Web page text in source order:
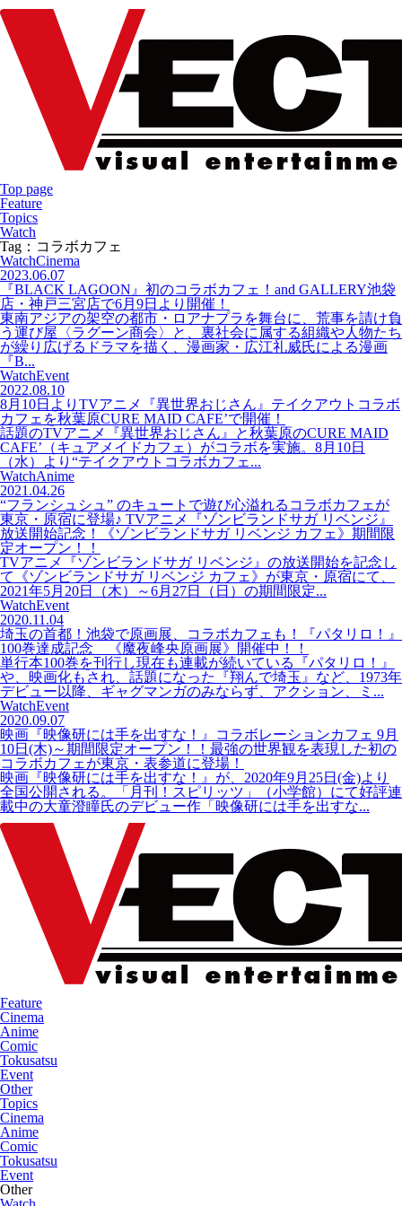
Top page
Feature
Topics
Watch
Tag：コラボカフェ
WatchCinema
2023.06.07
『BLACK LAGOON』初のコラボカフェ！and GALLERY池袋
店・神戸三宮店で6月9日より開催！
東南アジアの架空の都市・ロアナプラを舞台に、荒事を請け負
う運び屋〈ラグーン商会〉と、裏社会に属する組織や人物たち
が繰り広げるドラマを描く、漫画家・広江礼威氏による漫画
『B...
WatchEvent
2022.08.10
8月10日よりTVアニメ『異世界おじさん』テイクアウトコラボ
カフェを秋葉原CURE MAID CAFE’で開催！
話題のTVアニメ『異世界おじさん』と秋葉原のCURE MAID
CAFE’（キュアメイドカフェ）がコラボを実施。8月10日
（水）より“テイクアウトコラボカフェ...
WatchAnime
2021.04.26
“フランシュシュ” のキュートで遊び心溢れるコラボカフェが
東京・原宿に登場♪ TVアニメ『ゾンビランドサガ リベンジ』
放送開始記念！《ゾンビランドサガ リベンジ カフェ》期間限
定オープン！！
TVアニメ『ゾンビランドサガ リベンジ』の放送開始を記念し
て《ゾンビランドサガ リベンジ カフェ》が東京・原宿にて、
2021年5月20日（木）～6月27日（日）の期間限定...
WatchEvent
2020.11.04
埼玉の首都！池袋で原画展、コラボカフェも！『パタリロ！』
100巻達成記念 《魔夜峰央原画展》開催中！！
単行本100巻を刊行し現在も連載が続いている『パタリロ！』
や、映画化もされ、話題になった『翔んで埼玉』など、1973年
デビュー以降、ギャグマンガのみならず、アクション、ミ...
WatchEvent
2020.09.07
映画『映像研には手を出すな！』コラボレーションカフェ 9月
10日(木)～期間限定オープン！！最強の世界観を表現した初の
コラボカフェが東京・表参道に登場！
映画『映像研には手を出すな！』が、2020年9月25日(金)より
全国公開される。「月刊！スピリッツ」（小学館）にて好評連
載中の大童澄瞳氏のデビュー作「映像研には手を出すな...
Feature
Cinema
Anime
Comic
Tokusatsu
Event
Other
Topics
Cinema
Anime
Comic
Tokusatsu
Event
Other